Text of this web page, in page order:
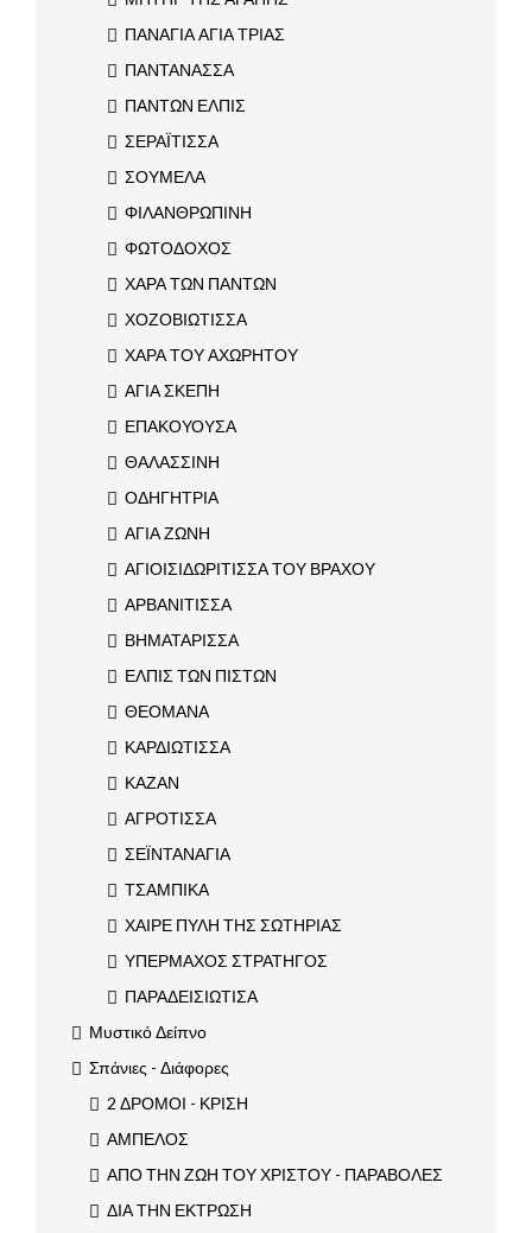
ΠΑΝΑΓΙΑ ΑΓΙΑ ΤΡΙΑΣ
ΠΑΝΤΑΝΑΣΣΑ
ΠΑΝΤΩΝ ΕΛΠΙΣ
ΣΕΡΑΪΤΙΣΣΑ
ΣΟΥΜΕΛΑ
ΦΙΛΑΝΘΡΩΠΙΝΗ
ΦΩΤΟΔΟΧΟΣ
ΧΑΡΑ ΤΩΝ ΠΑΝΤΩΝ
ΧΟΖΟΒΙΩΤΙΣΣΑ
ΧΑΡΑ ΤΟΥ ΑΧΩΡΗΤΟΥ
ΑΓΙΑ ΣΚΕΠΗ
ΕΠΑΚΟΥΟΥΣΑ
ΘΑΛΑΣΣΙΝΗ
ΟΔΗΓΗΤΡΙΑ
ΑΓΙΑ ΖΩΝΗ
ΑΓΙΟΙΣΙΔΩΡΙΤΙΣΣΑ ΤΟΥ ΒΡΑΧΟΥ
ΑΡΒΑΝΙΤΙΣΣΑ
ΒΗΜΑΤΑΡΙΣΣΑ
ΕΛΠΙΣ ΤΩΝ ΠΙΣΤΩΝ
ΘΕΟΜΑΝΑ
ΚΑΡΔΙΩΤΙΣΣΑ
ΚΑΖΑΝ
ΑΓΡΟΤΙΣΣΑ
ΣΕΪΝΤΑΝΑΓΙΑ
ΤΣΑΜΠΙΚΑ
ΧΑΙΡΕ ΠΥΛΗ ΤΗΣ ΣΩΤΗΡΙΑΣ
ΥΠΕΡΜΑΧΟΣ ΣΤΡΑΤΗΓΟΣ
ΠΑΡΑΔΕΙΣΙΩΤΙΣΑ
Μυστικό Δείπνο
Σπάνιες - Διάφορες
2 ΔΡΟΜΟΙ - ΚΡΙΣΗ
ΑΜΠΕΛΟΣ
ΑΠΟ ΤΗΝ ΖΩΗ ΤΟΥ ΧΡΙΣΤΟΥ - ΠΑΡΑΒΟΛΕΣ
ΔΙΑ ΤΗΝ ΕΚΤΡΩΣΗ